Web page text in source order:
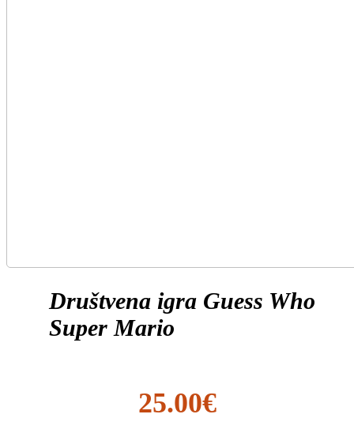
Društvena igra Guess Who
Super Mario
25.00€